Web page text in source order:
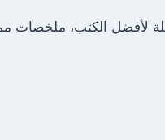
لأفضل الكتب، ملخصات